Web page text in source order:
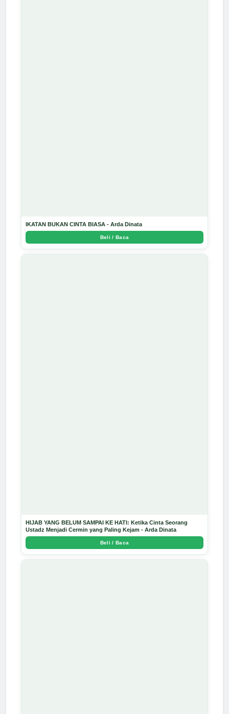
IKATAN BUKAN CINTA BIASA - Arda Dinata
Beli / Baca
HIJAB YANG BELUM SAMPAI KE HATI: Ketika Cinta Seorang
Ustadz Menjadi Cermin yang Paling Kejam - Arda Dinata
Beli / Baca